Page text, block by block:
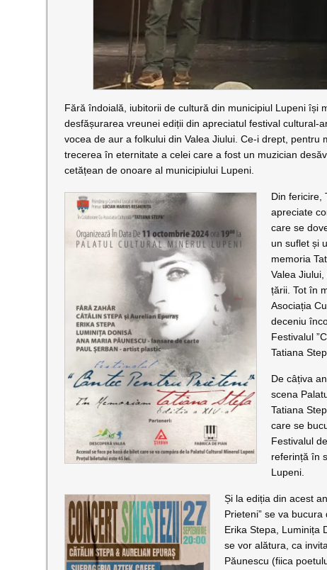
Fără îndoială, iubitorii de cultură din municipiul Lupeni își
desfășurarea vreunei ediții din apreciatul festival cultural-
vocea de aur a folkului din Valea Jiului. Ce-i drept,
trecerea în eternitate a celei care a fost un muzician
cetățean de onoare al municipiului Lupeni.
Din fericire,
apreciate
care se
un suflet și
memoria
Valea
țării. Tot în
Asociația
deceniu
Festivalul
Tatiana
De câțiva
scena
Tatiana
care se
Festivalul
referință în
Lupeni.
Și la ediția din acest
Prieteni” se va
Erika Stepa, Luminița
se vor alătura, ca
Păunescu (fiica